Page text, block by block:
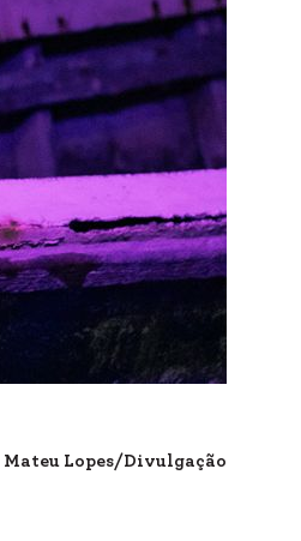
Mateu Lopes/Divulgação